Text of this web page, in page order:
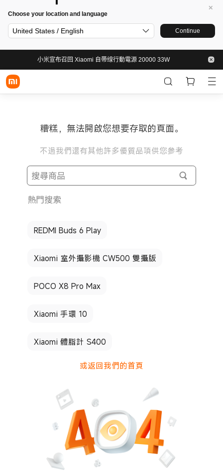
Choose your location and language
United States / English Continue
小米宣布召回 Xiaomi 自帶缐行動電源 20000 33W
糟糕，無法開啟您想要存取的頁面。
不過我們還有其他許多優質品項供您參考
熱門搜索
REDMI Buds 6 Play
Xiaomi 室外攝影機 CW500 雙攝版
POCO X8 Pro Max
Xiaomi 手環 10
Xiaomi 體脂計 S400
或返回我們的首頁